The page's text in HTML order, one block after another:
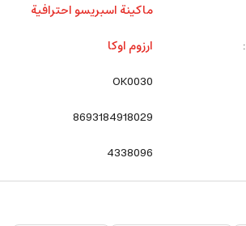
ماكينة اسبريسو احترافية
:
ارزوم اوكا
OK0030
8693184918029
4338096